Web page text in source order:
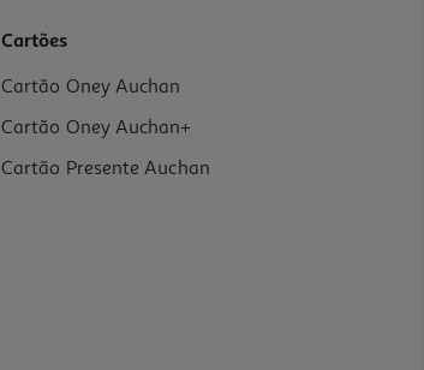
Cartões
Cartão Oney Auchan
Cartão Oney Auchan+
Cartão Presente Auchan